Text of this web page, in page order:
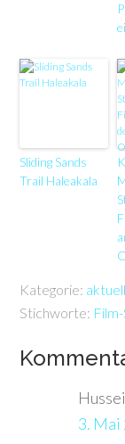
Sliding Sands
Trail Haleakala
Kategorie:
Stichworte:
3. Mai